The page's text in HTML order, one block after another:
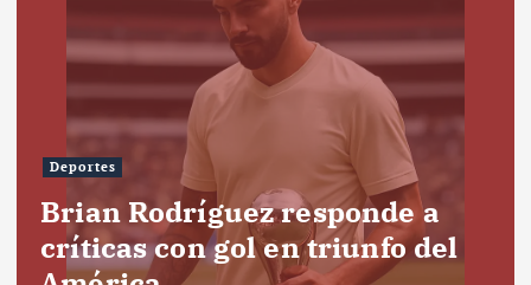
Deportes
Brian Rodríguez responde a
críticas con gol en triunfo del